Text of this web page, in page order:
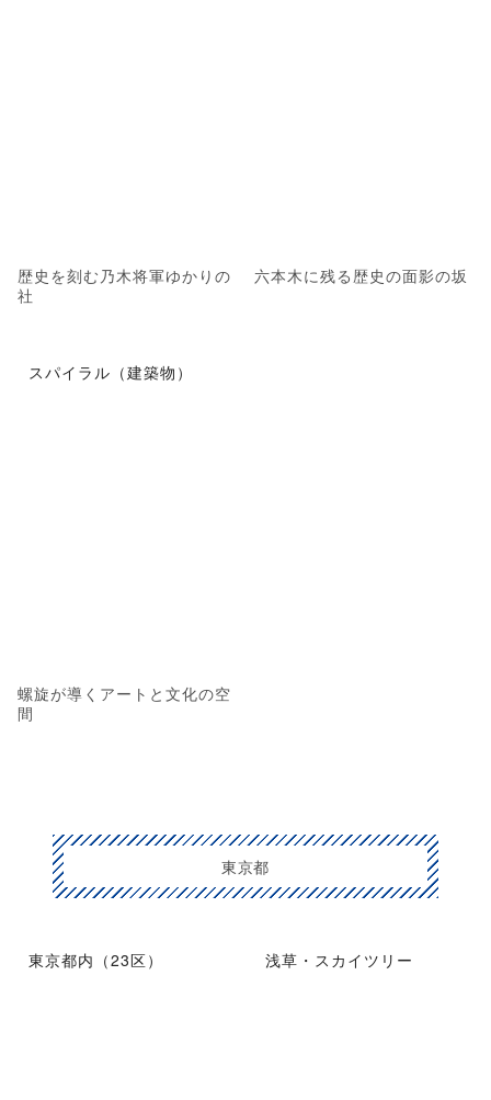
歴史を刻む乃木将軍ゆかりの
社
六本木に残る歴史の面影の坂
スパイラル（建築物）
螺旋が導くアートと文化の空
間
東京都
東京都内（23区） 浅草・スカイツリー